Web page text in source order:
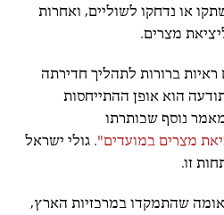
או נדחקו לשוליים, ואחרות
מצרים.
ברורות לתהליך חדירתה
הוא אופן ההתייחסות
נוסף שכותרתו
מצרים במועדים". גולי ישראל
זו.
שהתמקדו במרכזיות הארץ,